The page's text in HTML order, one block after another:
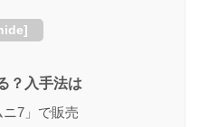
]
？入手法は
7」で販売